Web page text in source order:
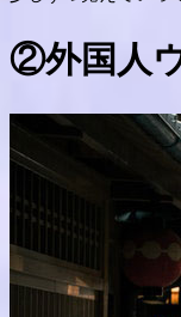
②外国人